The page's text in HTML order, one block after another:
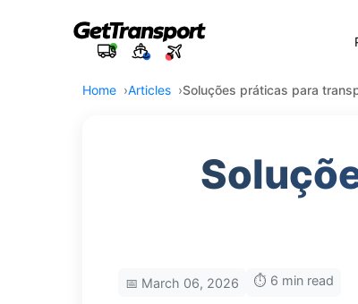
Home Articles Soluções práticas para
📅 March 06, 2026 ⏱️ 6 min read